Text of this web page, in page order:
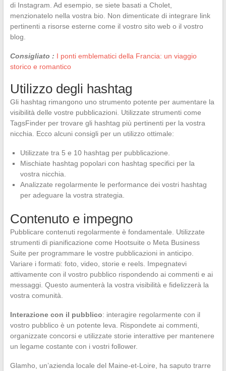
di Instagram. Ad esempio, se siete basati a Cholet,
menzionatelo nella vostra bio. Non dimenticate di integrare link
pertinenti a risorse esterne come il vostro sito web o il vostro
blog.
Consigliato : I ponti emblematici della Francia: un viaggio
storico e romantico
Utilizzo degli hashtag
Gli hashtag rimangono uno strumento potente per aumentare la
visibilità delle vostre pubblicazioni. Utilizzate strumenti come
TagsFinder per trovare gli hashtag più pertinenti per la vostra
nicchia. Ecco alcuni consigli per un utilizzo ottimale:
Utilizzate tra 5 e 10 hashtag per pubblicazione.
Mischiate hashtag popolari con hashtag specifici per la
vostra nicchia.
Analizzate regolarmente le performance dei vostri hashtag
per adeguare la vostra strategia.
Contenuto e impegno
Pubblicare contenuti regolarmente è fondamentale. Utilizzate
strumenti di pianificazione come Hootsuite o Meta Business
Suite per programmare le vostre pubblicazioni in anticipo.
Variare i formati: foto, video, storie e reels. Impegnatevi
attivamente con il vostro pubblico rispondendo ai commenti e ai
messaggi. Questo aumenterà la vostra visibilità e fidelizzerà la
vostra comunità.
Interazione con il pubblico: interagire regolarmente con il
vostro pubblico è un potente leva. Rispondete ai commenti,
organizzate concorsi e utilizzate storie interattive per mantenere
un legame costante con i vostri follower.
Glamho, un’azienda locale del Maine-et-Loire, ha saputo trarre